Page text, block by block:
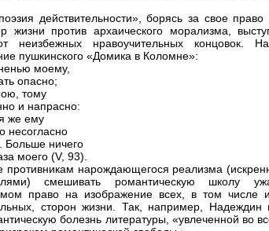
действительности», борясь за свое право
против архаического морализма,
неизбежных нравоучительных концовок.
пушкинского «Домика в Коломне»:
моему,
опасно;
тому
и напрасно:
же ему
несогласно
Больше ничего
моего (V, 93).
противникам нарождающегося реализма
смешивать романтическую школу
право на изображение всех, в том числе
сторон жизни. Так, например, Надеждин
болезнь литературы, «увлеченной во